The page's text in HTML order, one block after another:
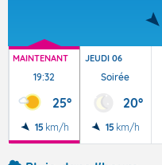
MAINTENANT
19:32
25°
15 km/h
JEUDI 06
Soirée
20°
15 km/h